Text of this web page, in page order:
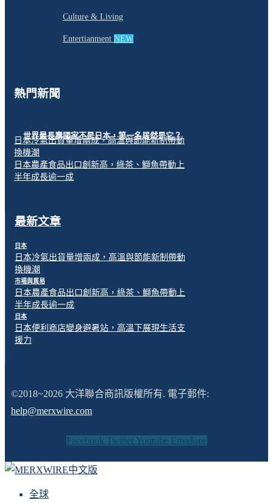
Culture & Living
Entertianment NEW
熱門新聞
世界最長壽國家不是日本，第一名居然是它？
日本冷氣出貨量增兩成，高溫與節能新制帶動
換機潮
日本農產食品出口創新高，綠茶、鰤魚帶動上
半年成長逾一成
最新文章
日本
日本冷氣出貨量增兩成，高溫與節能新制帶動
換機潮
市場與貿易
日本農產食品出口創新高，綠茶、鰤魚帶動上
半年成長逾一成
日本
日本便利商店變身避暑站，高溫下展現生活支
援力
©2018~2026 大洋聯合商訊版權所有. 電子郵件:
help@merxwire.com
Facebook Twitter Youtube Envelope
全球